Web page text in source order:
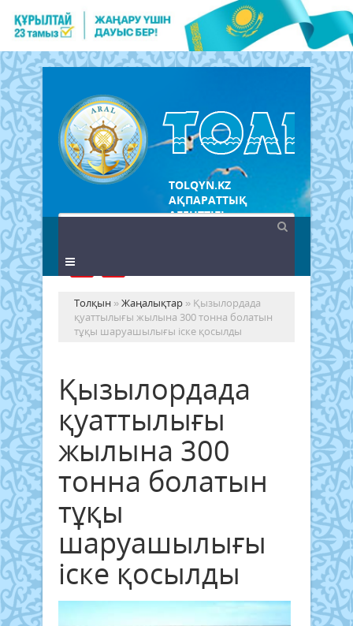
TOLQYN.KZ
АҚПАРАТТЫҚ
АГЕНТТІГІ
Толқын »Жаңалықтар » Қызылордада
қуаттылығы жылына 300 тонна болатын
тұқы шаруашылығы іске қосылды
Қызылордада
қуаттылығы
жылына 300
тонна болатын
тұқы
шаруашылығы
іске қосылды